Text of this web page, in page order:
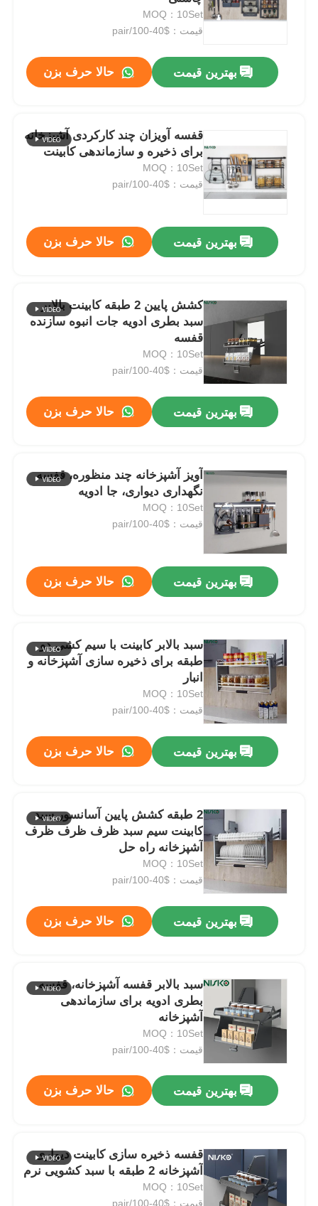
محصولات
دربارهی ما
کارخانه تور
تماس با ما
اخبار
همه موارد
درخواست نقل قول
لولای درب کابینت
MOQ：10Set
قیمت：$40-100/pair
بهترین قیمت حالا حرف بزن
قفسه آویزان چند کارکردی آشپزخانه
برای ذخیره و سازماندهی کابینت
MOQ：10Set
قیمت：$40-100/pair
بهترین قیمت حالا حرف بزن
کشش پایین 2 طبقه کابینت بالابر
سبد بطری ادویه جات انبوه سازنده
قفسه
MOQ：10Set
قیمت：$40-100/pair
بهترین قیمت حالا حرف بزن
آویز آشپزخانه چند منظوره، قفسه
نگهداری دیواری، جا ادویه
MOQ：10Set
قیمت：$40-100/pair
بهترین قیمت حالا حرف بزن
سبد بالابر کابینت با سیم کشی دو
طبقه برای ذخیره سازی آشپزخانه و
انبار
MOQ：10Set
قیمت：$40-100/pair
بهترین قیمت حالا حرف بزن
2 طبقه کشش پایین آسانسور سبد
کابینت سیم سبد ظرف ظرف ظرف
آشپزخانه راه حل
MOQ：10Set
قیمت：$40-100/pair
بهترین قیمت حالا حرف بزن
سبد بالابر قفسه آشپزخانه، قفسه
بطری ادویه برای سازماندهی
آشپزخانه
MOQ：10Set
قیمت：$40-100/pair
بهترین قیمت حالا حرف بزن
قفسه ذخیره سازی کابینت دیواری
آشپزخانه 2 طبقه با سبد کشویی نرم
MOQ：10Set
قیمت：$40-100/pair